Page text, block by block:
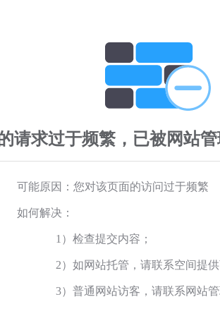
请求过于频繁，已被网站
可能原因：您对该页面的访问过于频繁
如何解决：
1）检查提交内容；
2）如网站托管，请联系空间提供
3）普通网站访客，请联系网站